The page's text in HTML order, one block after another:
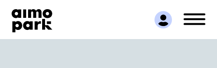
Hitta parkering
Samarbete
Kundservice